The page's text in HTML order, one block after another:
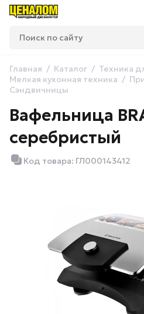
Главная Каталог
Техника
Мелкая кухонная техника
Сэндвичницы
Вафельница
серебристый
Код товара: ГЛ000143412